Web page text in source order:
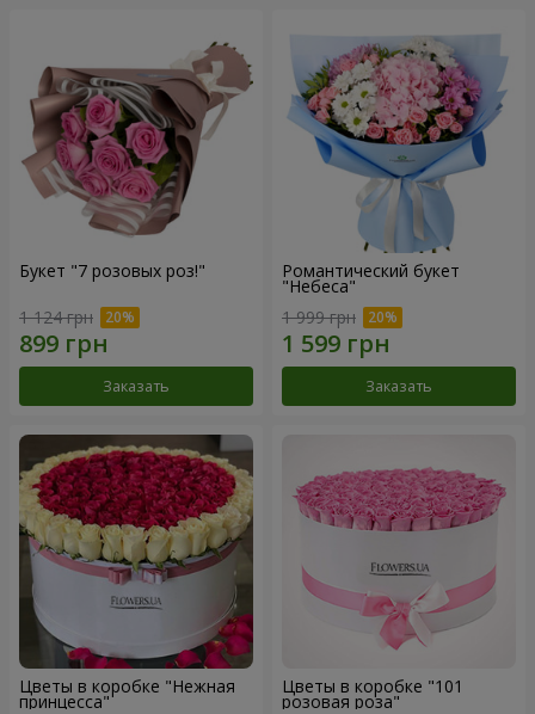
Букет "7 розовых роз!"
1 124 грн
Заказать
Романтический букет
"Небеса"
1 999 грн
Заказать
Цветы в коробке "Нежная
принцесса"
Цветы в коробке "101
розовая роза"